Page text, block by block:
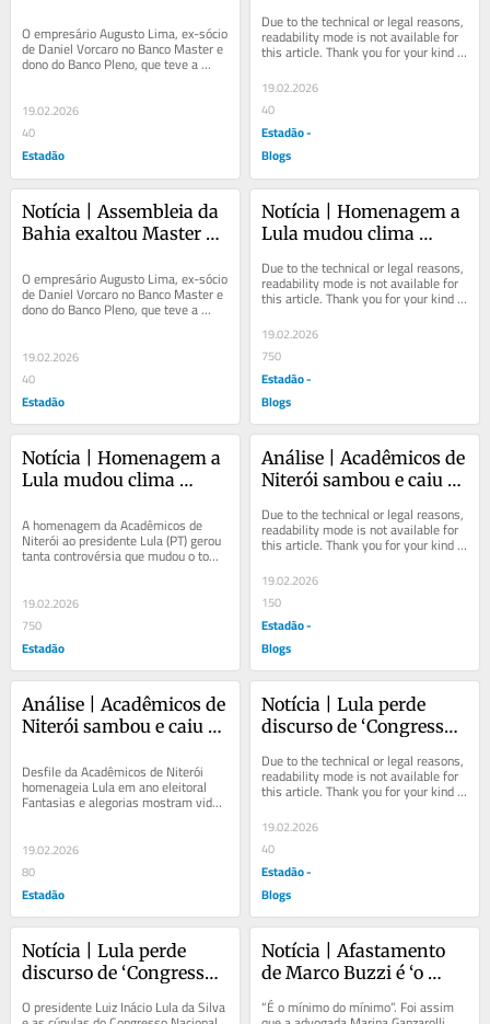
Augusto Lima e o
consignado do Master
O empresário Augusto Lima, ex-sócio
de Daniel Vorcaro no Banco Master e
dono do Banco Pleno, que teve a
liquidação extrajudicial decretada
19.02.2026
40
Estadão
ganhou maior honraria
da Casa
Due to the technical or legal reasons,
readability mode is not available for
this article. Thank you for your kind
19.02.2026
40
Estadão -
Blogs
Notícia | Assembleia da
Bahia exaltou Master e
ganhou maior honraria
da Casa
O empresário Augusto Lima, ex-sócio
de Daniel Vorcaro no Banco Master e
dono do Banco Pleno, que teve a
liquidação extrajudicial decretada
19.02.2026
40
Estadão
Notícia | Homenagem a
Lula mudou clima
nas redes para disputa
política
Due to the technical or legal reasons,
readability mode is not available for
this article. Thank you for your kind
19.02.2026
750
Estadão -
Blogs
Notícia | Homenagem a
Lula mudou clima
nas redes para disputa
política
A homenagem da Acadêmicos de
Niterói ao presidente Lula (PT) gerou
tanta controvérsia que mudou o tom
das manifestações nas redes sociais
19.02.2026
750
Estadão
Análise | Acadêmicos de
Niterói sambou e caiu
cinco estragos políticos
para resolver
Due to the technical or legal reasons,
readability mode is not available for
this article. Thank you for your kind
19.02.2026
150
Estadão -
Blogs
Análise | Acadêmicos de
Niterói sambou e caiu
cinco estragos políticos
para resolver
Desfile da Acadêmicos de Niterói
homenageia Lula em ano eleitoral
Fantasias e alegorias mostram vida
de presidente desde a infância e
19.02.2026
80
Estadão
Notícia | Lula perde
discurso de ‘Congresso
de veto a penduricalhos;
entenda
Due to the technical or legal reasons,
readability mode is not available for
this article. Thank you for your kind
19.02.2026
40
Estadão -
Blogs
Notícia | Lula perde
discurso de ‘Congresso
de veto a penduricalhos;
O presidente Luiz Inácio Lula da Silva
Notícia | Afastamento
de Marco Buzzi é ‘o
fundadora do Me Too
“É o mínimo do mínimo”. Foi assim